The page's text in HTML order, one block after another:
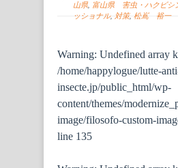
山県, 富山県 害虫・ハクビシ
ッショナル, 対策, 松嶌 裕一
Warning: Undefined array
/home/happylogue/lutte-
insecte.jp/public_html/wp-
content/themes/
image/filosofo-custom-
line 135